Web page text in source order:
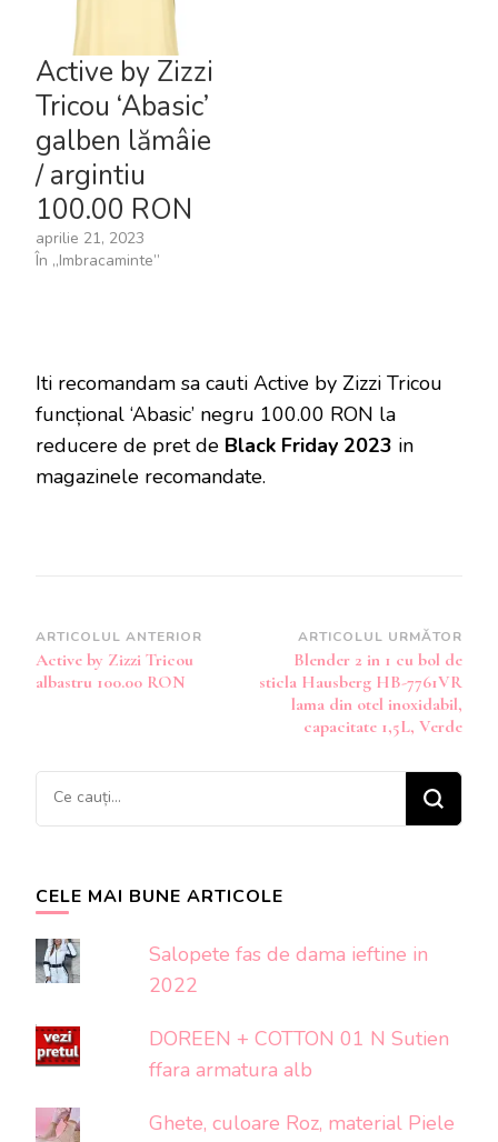
Active by Zizzi
Tricou ‘Abasic’
galben lămâie
/ argintiu
100.00 RON
aprilie 21, 2023
În „Imbracaminte”
Iti recomandam sa cauti Active by Zizzi Tricou
funcțional ‘Abasic’ negru 100.00 RON la
reducere de pret de Black Friday 2023 in
magazinele recomandate.
Navigare
în
ARTICOLUL ANTERIOR
Active by Zizzi Tricou
albastru 100.00 RON
ARTICOLUL URMĂTOR
Blender 2 in 1 cu bol de
sticla Hausberg HB-7761VR
lama din otel inoxidabil,
capacitate 1,5L, Verde
Cauți
ceva?
CELE MAI BUNE ARTICOLE
Salopete fas de dama ieftine in
2022
DOREEN + COTTON 01 N Sutien
ffara armatura alb
Ghete, culoare Roz, material Piele